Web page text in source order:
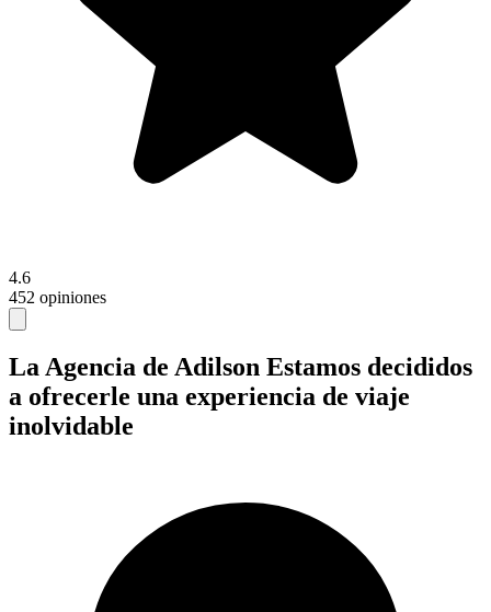
4.6
452 opiniones
La Agencia de Adilson Estamos decididos
a ofrecerle una experiencia de viaje
inolvidable